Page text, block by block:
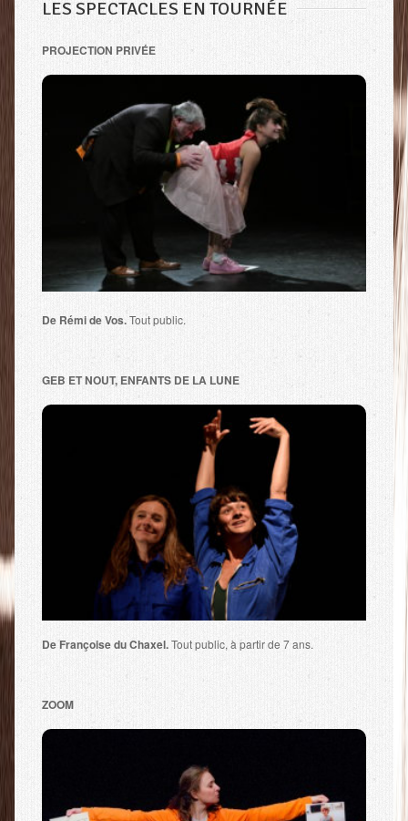
LES SPECTACLES EN TOURNÉE
PROJECTION PRIVÉE
De Rémi de Vos.Tout public.
GEB ET NOUT, ENFANTS DE LA LUNE
De Françoise du Chaxel.Tout public, à partir de 7 ans.
ZOOM